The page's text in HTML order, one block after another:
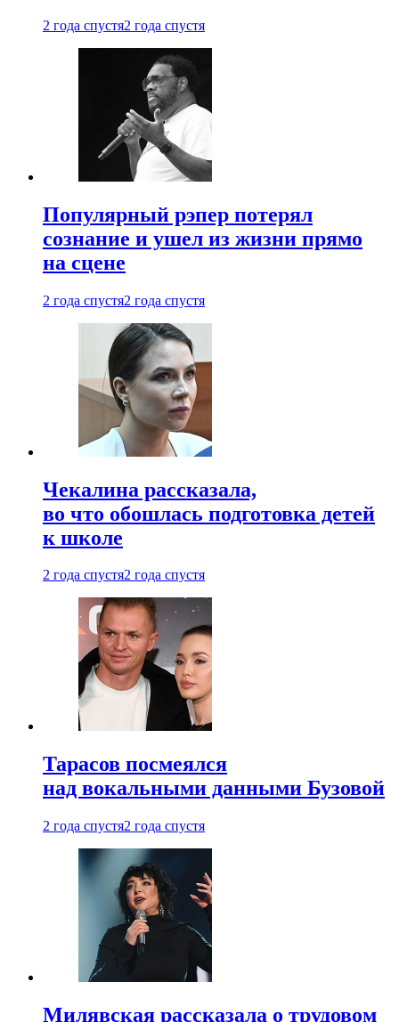
2 года спустя2 года спустя
Популярный рэпер потерял
сознание и ушел из жизни прямо
на сцене
2 года спустя2 года спустя
Чекалина рассказала,
во что обошлась подготовка детей
к школе
2 года спустя2 года спустя
Тарасов посмеялся
над вокальными данными Бузовой
2 года спустя2 года спустя
Милявская рассказала о трудовом